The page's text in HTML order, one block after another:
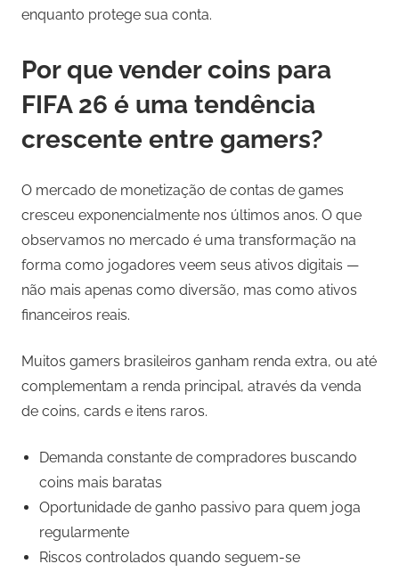
enquanto protege sua conta.
Por que vender coins para
FIFA 26 é uma tendência
crescente entre gamers?
O mercado de monetização de contas de games
cresceu exponencialmente nos últimos anos. O que
observamos no mercado é uma transformação na
forma como jogadores veem seus ativos digitais —
não mais apenas como diversão, mas como ativos
financeiros reais.
Muitos gamers brasileiros ganham renda extra, ou até
complementam a renda principal, através da venda
de coins, cards e itens raros.
Demanda constante de compradores buscando
coins mais baratas
Oportunidade de ganho passivo para quem joga
regularmente
Riscos controlados quando seguem-se